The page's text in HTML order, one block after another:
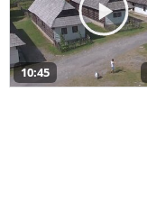
10:45